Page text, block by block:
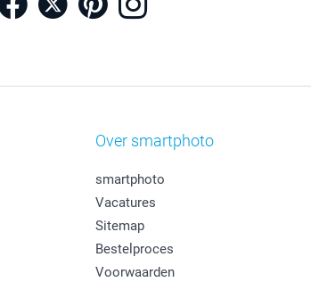
Over smartphoto
smartphoto
Vacatures
Sitemap
Bestelproces
Voorwaarden